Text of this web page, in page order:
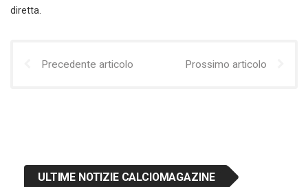
diretta.
Precedente articolo Prossimo articolo
ULTIME NOTIZIE CALCIOMAGAZINE